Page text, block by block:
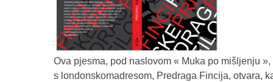
Ova pjesma, pod naslovom « Muka po mišljenju
s londonskomadresom, Predraga Fincija, otvara,